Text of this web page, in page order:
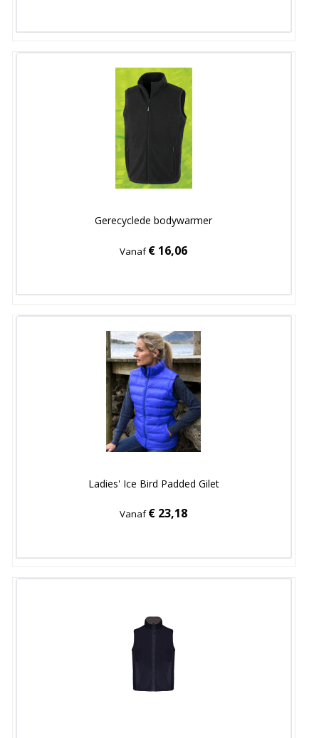
Gerecyclede bodywarmer
Vanaf€ 16,06
Ladies' Ice Bird Padded Gilet
Vanaf€ 23,18